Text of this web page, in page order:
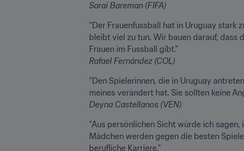
Sarai Bareman (FIFA)
"Der Frauenfussball hat in Uruguay stark
bleibt viel zu tun. Wir bauen darauf, dass
Rafael Fernández (COL)
"Den Spielerinnen, die in Uruguay
Deyna Castellanos (VEN)
"Aus persönlichen Sicht würde ich
Mädchen werden gegen die besten